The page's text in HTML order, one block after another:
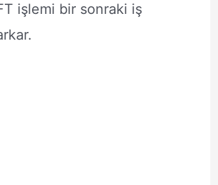
işlemi bir sonraki iş